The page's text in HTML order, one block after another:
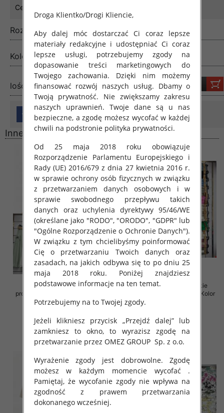
Cena:
Rozmiar:Standard
Kolor: Mix kolor
lość:
Inne produkty
Spódnice damskie (Włoskie
produkt) Roz Standard, Mix Kolor
Paczka 5 szt
38.00 zł
szczegóły
Spódnice damskie (Włoskie
produkt) Roz Standard, Mix Kolor
35.00 zł
szczegóły
Droga Klientko/Drogi Kliencie,
Aby dalej móc dostarczać Ci coraz lepsze
materiały redakcyjne i udostępniać Ci coraz
lepsze usługi, potrzebujemy zgody na
dopasowanie treści marketingowych do
Twojego zachowania. Dzięki nim możemy
finansować rozwój naszych usług. Dbamy o
Twoją prywatność. Nie zwiększamy zakresu
naszych uprawnień. Twoje dane są u nas
bezpieczne, a zgodę możesz wycofać w każdej
chwili na podstronie polityka prywatności.
Od 25 maja 2018 roku obowiązuje
Rozporządzenie Parlamentu Europejskiego i
Rady (UE) 2016/679 z dnia 27 kwietnia 2016 r.
w sprawie ochrony osób fizycznych w związku
z przetwarzaniem danych osobowych i w
sprawie swobodnego przepływu takich
danych oraz uchylenia dyrektywy 95/46/WE
(określane jako "RODO", "ORODO", "GDPR" lub
"Ogólne Rozporządzenie o Ochronie Danych").
W związku z tym chcielibyśmy poinformować
Cię o przetwarzaniu Twoich danych oraz
zasadach, na jakich odbywa się to po dniu 25
maja 2018 roku. Poniżej znajdziesz
podstawowe informacje na ten temat.
Potrzebujemy na to Twojej zgody.
Jeżeli klikniesz przycisk „Przejdź dalej” lub
zamkniesz to okno, to wyrazisz zgodę na
przetwarzanie przez OMEZ GROUP Sp. z o.o.
Wyrażenie zgody jest dobrowolne. Zgodę
możesz w każdym momencie wycofać .
Pamiętaj, że wycofanie zgody nie wpływa na
zgodność z prawem przetwarzania
dokonanego wcześniej.